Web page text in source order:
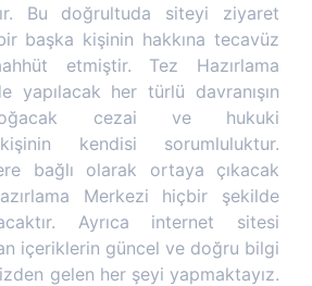
Bu doğrultuda siteyi ziyaret
başka kişinin hakkına tecavüz
etmiştir. Tez Hazırlama
yapılacak her türlü davranışın
doğacak cezai ve hukuki
kendisi sorumluluktur.
bağlı olarak ortaya çıkacak
Merkezi hiçbir şekilde
Ayrıca internet sitesi
içeriklerin güncel ve doğru bilgi
gelen her şeyi yapmaktayız.